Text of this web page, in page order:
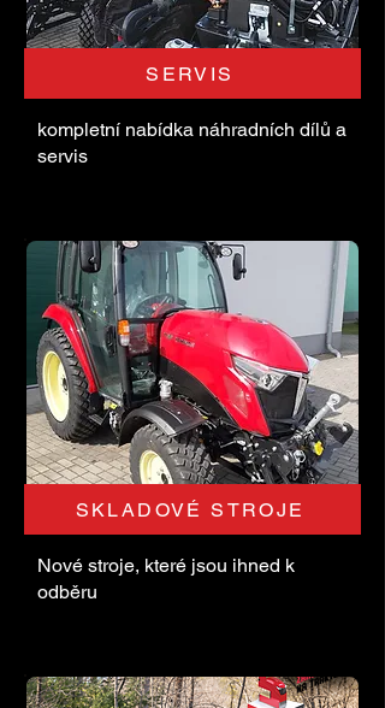
SERVIS
kompletní nabídka náhradních dílů a
servis
SKLADOVÉ STROJE
Nové stroje, které jsou ihned k
odběru